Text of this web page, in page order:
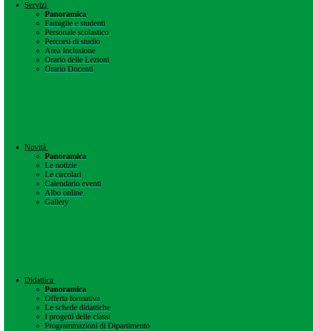
Servizi
Panoramica
Famiglie e studenti
Personale scolastico
Percorsi di studio
Area Inclusione
Orario delle Lezioni
Orario Docenti
Novità
Panoramica
Le notizie
Le circolari
Calendario eventi
Albo online
Gallery
Didattica
Panoramica
Offerta formativa
Le schede didattiche
I progetti delle classi
Programmazioni di Dipartimento